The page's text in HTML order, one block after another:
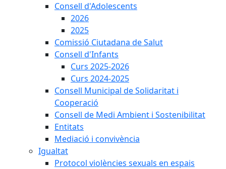
Consell d'Adolescents
2026
2025
Comissió Ciutadana de Salut
Consell d'Infants
Curs 2025-2026
Curs 2024-2025
Consell Municipal de Solidaritat i
Cooperació
Consell de Medi Ambient i Sostenibilitat
Entitats
Mediació i convivència
Igualtat
Protocol violències sexuals en espais